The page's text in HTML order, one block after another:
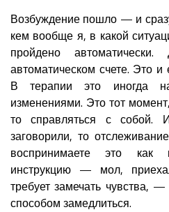
Возбуждение пошло — и
кем вообще я, в какой
пройдено
автоматическом счете. Это и
В терапии это иногда
изменениями. Это тот
то справляться с
заговорили, то
воспринимаете это
инструкцию — мол,
требует замечать чувства,
способом замедлиться.